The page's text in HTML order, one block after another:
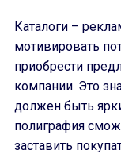
Каталоги –
мотивировать
приобрести
компании. Это
должен быть
полиграфия
заставить